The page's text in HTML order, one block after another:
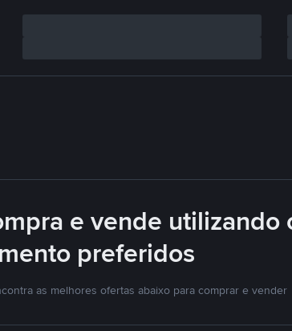
e vende utilizando
preferidos
as melhores ofertas abaixo para comprar e vender